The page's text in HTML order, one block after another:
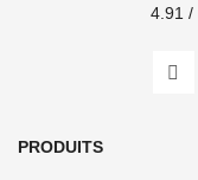
4.91 /
PRODUITS